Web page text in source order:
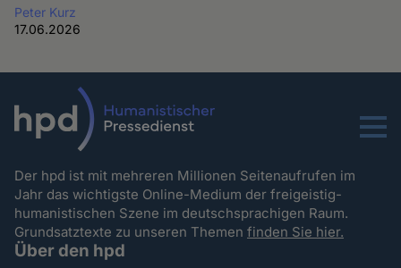
Peter Kurz
17.06.2026
Menu
Der hpd ist mit mehreren Millionen Seitenaufrufen im
Jahr das wichtigste Online-Medium der freigeistig-
humanistischen Szene im deutschsprachigen Raum.
Grundsatztexte zu unseren Themenfinden Sie hier.
Über den hpd